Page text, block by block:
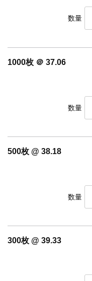
数量
1000枚 ＠ 37.06
数量
500枚 @ 38.18
数量
300枚 @ 39.33